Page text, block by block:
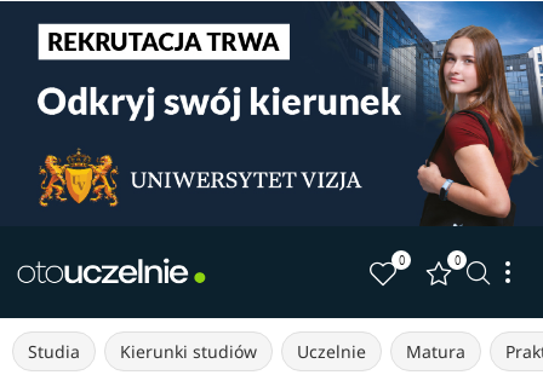
0 0
Studia Kierunki studiów Uczelnie Matura